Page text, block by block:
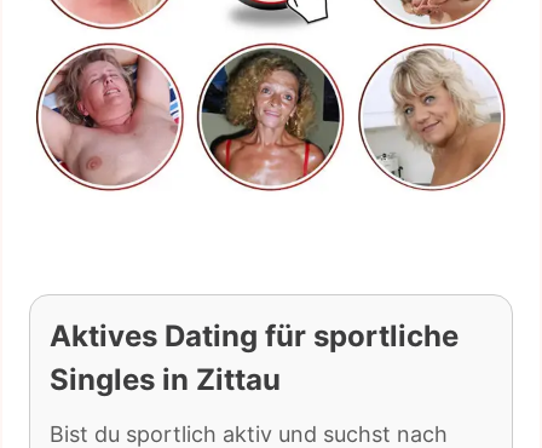
Aktives Dating für sportliche
Singles in Zittau
Bist du sportlich aktiv und suchst nach